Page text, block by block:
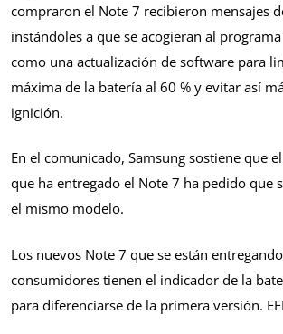
compraron el Note 7 recibieron mensajes
instándoles a que se acogieran al
como una actualización de software para
máxima de la batería al 60 % y evitar así
ignición.
En el comunicado, Samsung sostiene que
que ha entregado el Note 7 ha pedido que
el mismo modelo.
Los nuevos Note 7 que se están
consumidores tienen el indicador de la
para diferenciarse de la primera versión.